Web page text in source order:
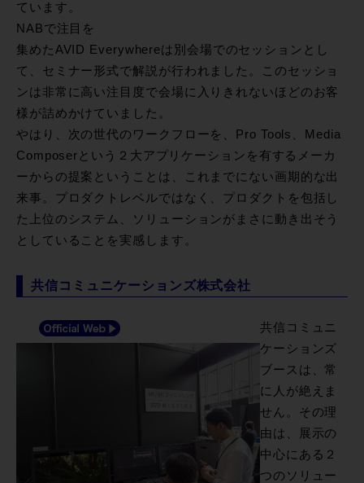
ています。
NABで注目を
集めたAVID Everywhereは別会場でのセッションとし
て、セミナー形式で解説が行われました。このセッショ
ンは非常に高い注目度で会場に入りきれないほどのお客
様が詰めかけていました。
やはり、次の世代のワークフローを、Pro Tools、Media
Composerという２大アプリケーションを有するメーカ
ーからの提案ということは、これまでにない画期的な出
来事。プロダクトレベルではなく、プロダクトを包括し
た上位のシステム、ソリューションがまさに動き出そう
としていることを実感します。
共信コミュニケーションズ株式会社
共信コミュニ
ケーションズ
ブースは、常
に人が絶えま
せん。その理
由は、展示の
中心にある２
つのソリュー